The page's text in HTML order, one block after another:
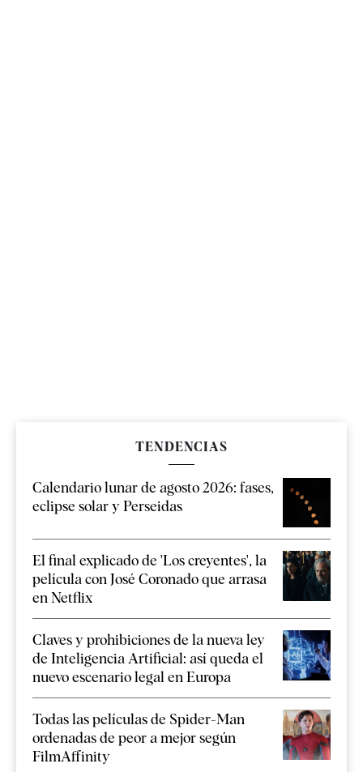
TENDENCIAS
Calendario lunar de agosto 2026: fases,
eclipse solar y Perseidas
El final explicado de 'Los creyentes', la
película con José Coronado que arrasa
en Netflix
Claves y prohibiciones de la nueva ley
de Inteligencia Artificial: así queda el
nuevo escenario legal en Europa
Todas las películas de Spider-Man
ordenadas de peor a mejor según
FilmAffinity